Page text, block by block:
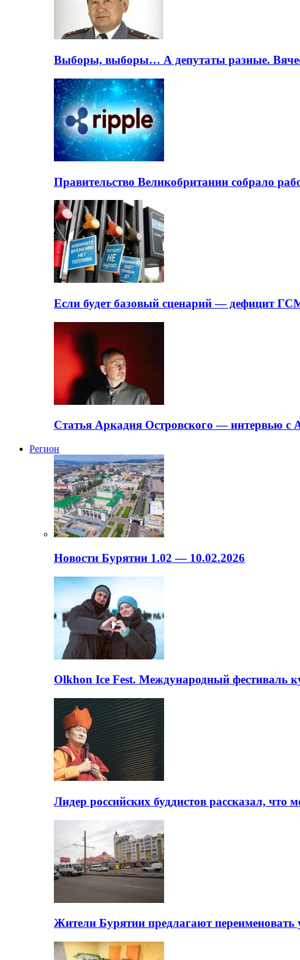
Выборы, выборы… А депутаты разные.
Правительство Великобритании собрало
Если будет базовый сценарий — дефицит
Статья Аркадия Островского — интервью с
Регион
Новости Бурятии 1.02 — 10.02.2026
Olkhon Ice Fest. Международный фестиваль
Лидер российских буддистов рассказал, что
Жители Бурятии предлагают